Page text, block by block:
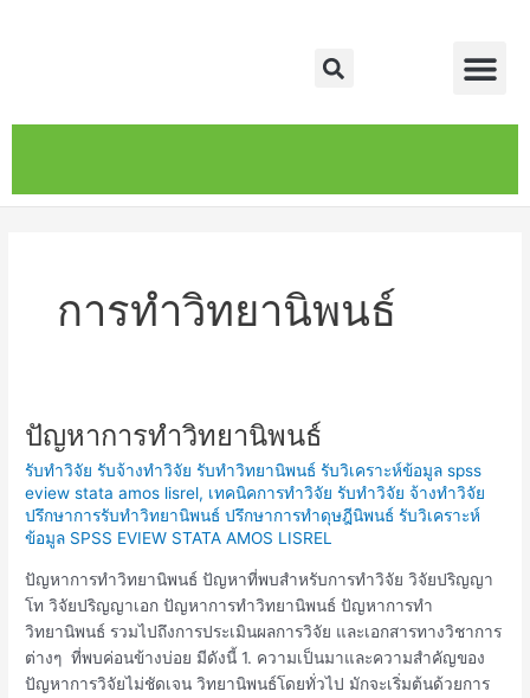
Search
การทำวิทยานิพนธ์
ปัญหาการทำวิทยานิพนธ์
รับทำวิจัย รับจ้างทำวิจัย รับทำวิทยานิพนธ์ รับวิเคราะห์ข้อมูล spss
eview stata amos lisrel, เทคนิคการทำวิจัย รับทำวิจัย จ้างทำวิจัย
ปรึกษาการรับทำวิทยานิพนธ์ ปรึกษาการทำดุษฎีนิพนธ์ รับวิเคราะห์
ข้อมูล SPSS EVIEW STATA AMOS LISREL
ปัญหาการทำวิทยานิพนธ์ ปัญหาที่พบสำหรับการทำวิจัย วิจัยปริญญา
โท วิจัยปริญญาเอก ปัญหาการทำวิทยานิพนธ์ ปัญหาการทำ
วิทยานิพนธ์ รวมไปถึงการประเมินผลการวิจัย และเอกสารทางวิชาการ
ต่างๆ ที่พบค่อนข้างบ่อย มีดังนี้ 1. ความเป็นมาและความสำคัญของ
ปัญหาการวิจัยไม่ชัดเจน วิทยานิพนธ์โดยทั่วไป มักจะเริ่มต้นด้วยการ
ปัญหา
ทำ
วิทยานิพนธ์